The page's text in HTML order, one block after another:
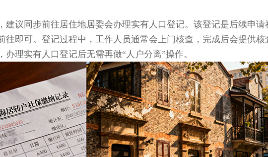
议同步前往居住地居委会办理实有人口登记。该登记是后续申请
往即可。登记过程中，工作人员通常会上门核查，完成后会提供
办理实有人口登记后无需再做“人户分离”操作。